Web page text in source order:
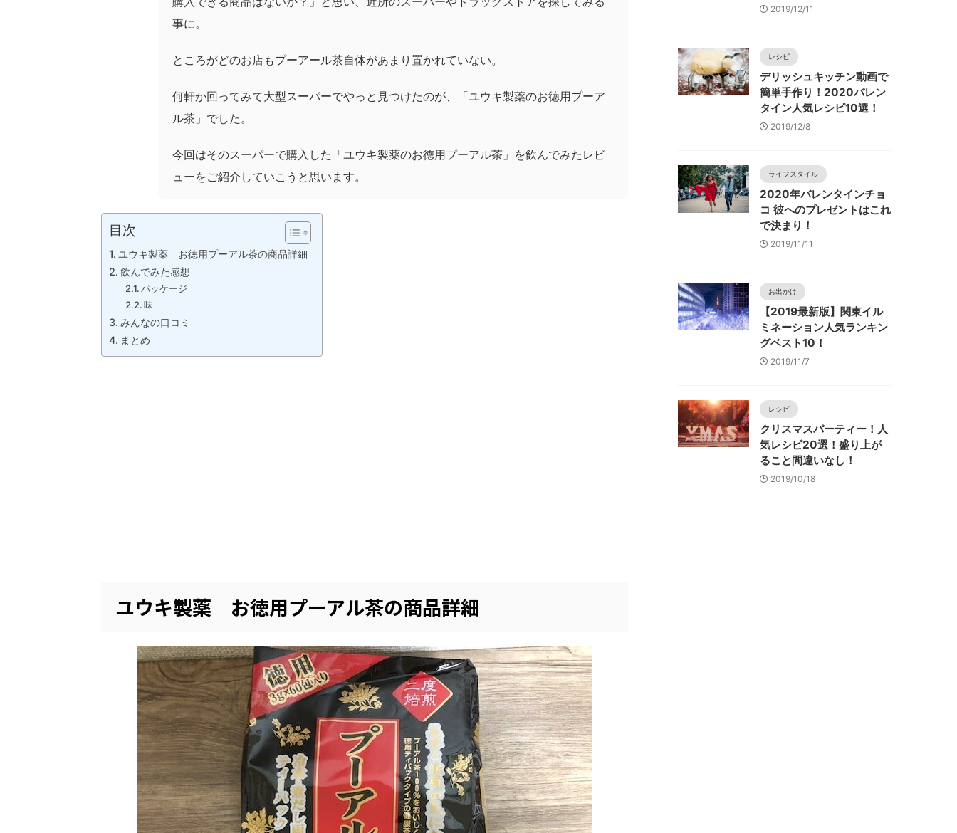
事に。
ところがどのお店もプーアール茶自体があまり置かれていない。
何軒か回ってみて大型スーパーでやっと見つけたのが、「ユウキ製薬のお徳用プーア
ル茶」でした。
今回はそのスーパーで購入した「ユウキ製薬のお徳用プーアル茶」を飲んでみたレビ
ューをご紹介していこうと思います。
目次
ユウキ製薬 お徳用プーアル茶の商品詳細
飲んでみた感想
パッケージ
味
みんなの口コミ
まとめ
ユウキ製薬 お徳用プーアル茶の商品詳細
2019/12/11
レシピ
デリッシュキッチン動画で
簡単手作り！2020バレン
タイン人気レシピ10選！
2019/12/8
ライフスタイル
2020年バレンタインチョ
コ 彼へのプレゼントはこれ
で決まり！
2019/11/11
お出かけ
【2019最新版】関東イル
ミネーション人気ランキン
グベスト10！
2019/11/7
レシピ
クリスマスパーティー！人
気レシピ20選！盛り上が
ること間違いなし！
2019/10/18